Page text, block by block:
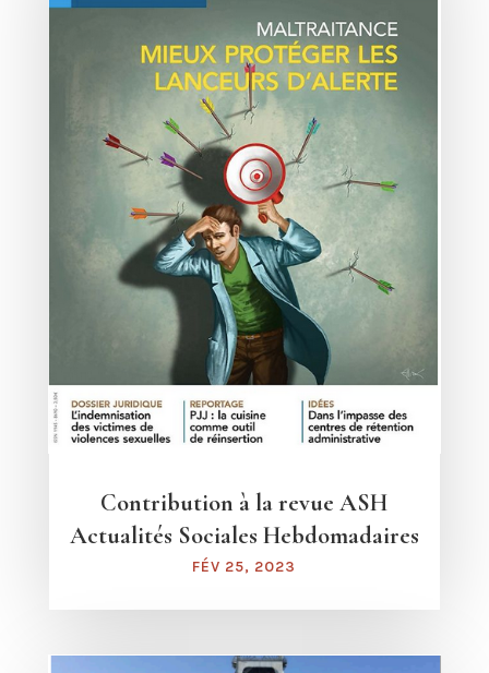
Contribution à la revue ASH
Actualités Sociales Hebdomadaires
FÉV 25, 2023